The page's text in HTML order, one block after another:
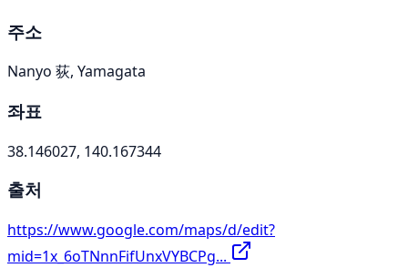
주소
Nanyo 荻, Yamagata
좌표
38.146027, 140.167344
출처
https://www.google.com/maps/d/edit?
mid=1x_6oTNnnFifUnxVYBCPg...